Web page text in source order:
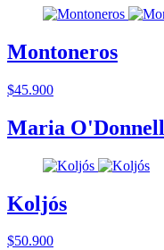
Montoneros
$45.900
Maria O'Donnell
Koljós
$50.900